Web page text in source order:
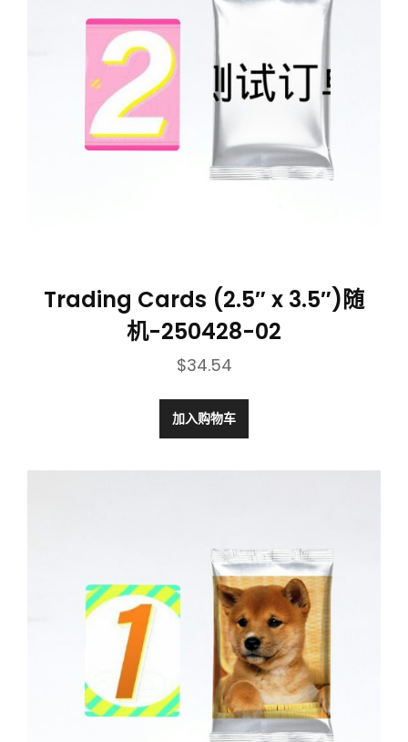
Trading Cards (2.5″ x 3.5″)随
机-250428-02
$34.54
加入购物车